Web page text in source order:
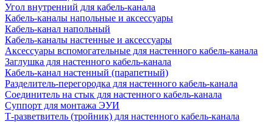
Угол внутренний для кабель-канала
Кабель-каналы напольные и аксессуары
Кабель-канал напольный
Кабель-каналы настенные и аксессуары
Аксессуары вспомогательные для настенного кабель-канала
Заглушка для настенного кабель-канала
Кабель-канал настенный (парапетный)
Разделитель-перегородка для настенного кабель-канала
Соединитель на стык для настенного кабель-канала
Суппорт для монтажа ЭУИ
Т-разветвитель (тройник) для настенного кабель-канала